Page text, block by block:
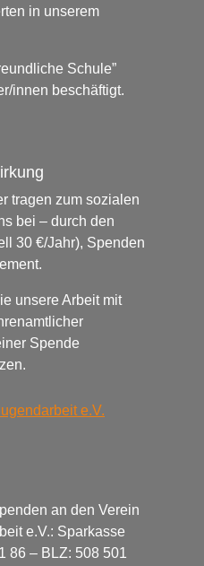
in unserem
Schule”
innen beschäftigt.
tragen zum sozialen
bei – durch den
30 €/Jahr), Spenden
unsere Arbeit mit
Spende
e.V.
an den Verein
e.V.: Sparkasse
86 – BLZ: 508 501